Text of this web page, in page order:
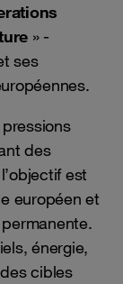
» -
ses
des
est
européen et
énergie,
cibles